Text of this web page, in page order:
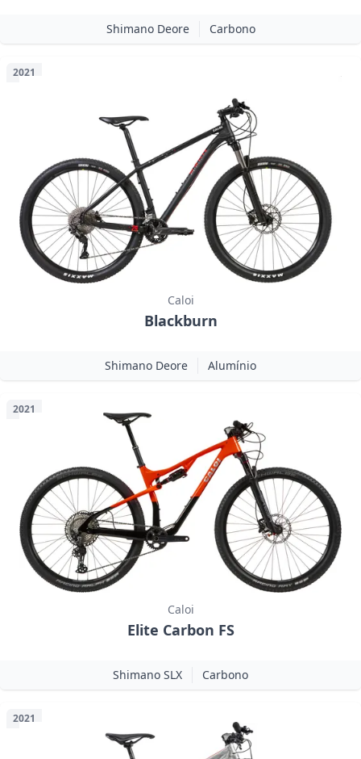
Shimano Deore Carbono
2021
Caloi
Blackburn
Shimano Deore Alumínio
2021
Caloi
Elite Carbon FS
Shimano SLX Carbono
2021